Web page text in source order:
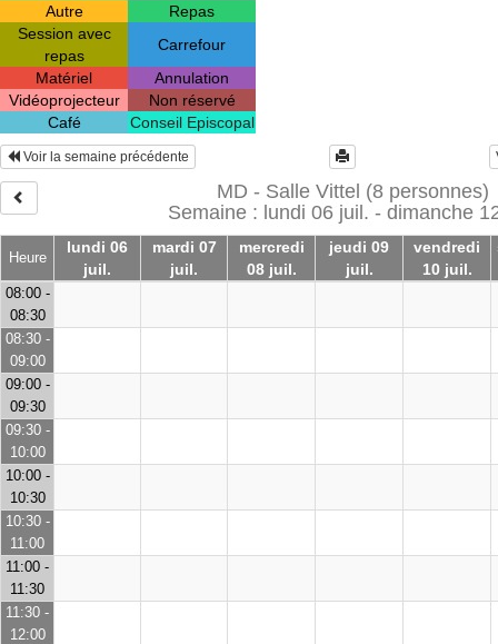
Autre
Repas
Session avec
repas
Carrefour
Matériel
Annulation
Vidéoprojecteur
Non réservé
Café
Conseil Episcopal
Heure
lundi 06
juil.
mardi 07
juil.
mercredi
08 juil.
jeudi 09
juil.
vendredi
10 juil.
Voir la semaine précédente
MD - Salle Vittel (8 personnes)
Semaine : lundi 06 juil. - dimanche
08:00 -
08:30
08:30 -
09:00
09:00 -
09:30
09:30 -
10:00
10:00 -
10:30
10:30 -
11:00
11:00 -
11:30
11:30 -
12:00